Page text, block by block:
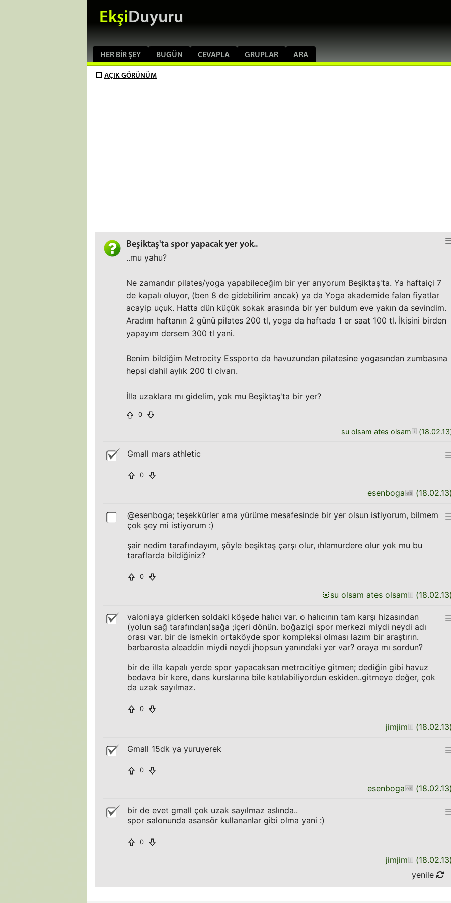
EkşiDuyuru
HER BIR ŞEY BUGÜN CEVAPLA GRUPLAR ARA
AÇIK GÖRÜNÜM
Beşiktaş'ta spor yapacak yer yok..
..mu yahu?
Ne zamandır pilates/yoga yapabileceğim bir yer arıyorum Beşiktaş'ta. Ya haftaiçi 7
de kapalı oluyor, (ben 8 de gidebilirim ancak) ya da Yoga akademide falan fiyatlar
acayip uçuk. Hatta dün küçük sokak arasında bir yer buldum eve yakın da sevindim.
Aradım haftanın 2 günü pilates 200 tl, yoga da haftada 1 er saat 100 tl. İkisini birden
yapayım dersem 300 tl yani.
Benim bildiğim Metrocity Essporto da havuzundan pilatesine yogasından zumbasına
hepsi dahil aylık 200 tl civarı.
İlla uzaklara mı gidelim, yok mu Beşiktaş'ta bir yer?
0
su olsam ates olsam (18.02.13
Gmall mars athletic
0
esenboga (18.02.13
@esenboga; teşekkürler ama yürüme mesafesinde bir yer olsun istiyorum, bilmem
çok şey mi istiyorum :)
şair nedim tarafındayım, şöyle beşiktaş çarşı olur, ıhlamurdere olur yok mu bu
taraflarda bildiğiniz?
0
🌸su olsam ates olsam (18.02.13
valoniaya giderken soldaki köşede halıcı var. o halıcının tam karşı hizasından
(yolun sağ tarafından)sağa ;içeri dönün. boğaziçi spor merkezi miydi neydi adı
orası var. bir de ismekin ortaköyde spor kompleksi olması lazım bir araştırın.
barbarosta aleaddin miydi neydi jhopsun yanındaki yer var? oraya mı sordun?
bir de illa kapalı yerde spor yapacaksan metrocitiye gitmen; dediğin gibi havuz
bedava bir kere, dans kurslarına bile katılabiliyordun eskiden..gitmeye değer, çok
da uzak sayılmaz.
0
jimjim (18.02.13
Gmall 15dk ya yuruyerek
0
esenboga (18.02.13
bir de evet gmall çok uzak sayılmaz aslında..
spor salonunda asansör kullananlar gibi olma yani :)
0
jimjim (18.02.13
yenile